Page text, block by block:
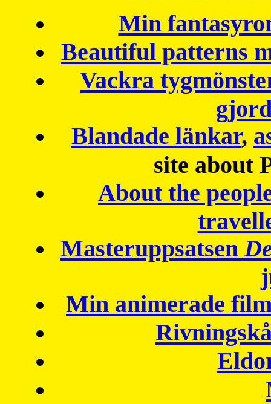
Min
Beautiful patterns
Vackra
Blandade länkar,
site about
About the
Masteruppsatsen
Min animerade